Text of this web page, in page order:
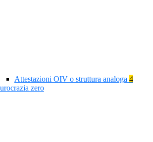
Attestazioni OIV o struttura analoga 4
zero